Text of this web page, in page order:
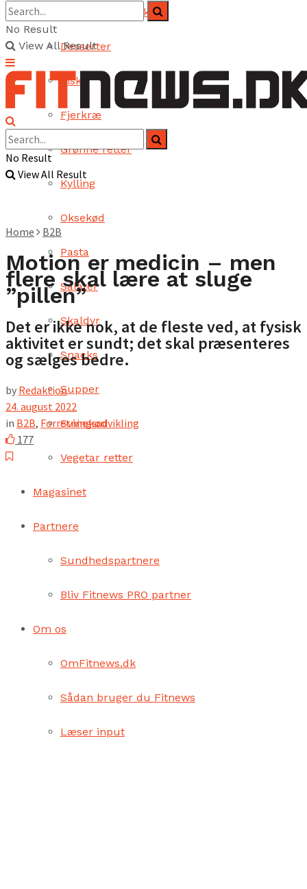
Brød og bagværk
Desserter
Fisk
Fjerkræ
Grønne retter
Kylling
Oksekød
Pasta
Salater
Skaldyr
Snacks
Supper
Svinekød
Vegetar retter
Magasinet
Partnere
Sundhedspartnere
Bliv Fitnews PRO partner
Om os
OmFitnews.dk
Sådan bruger du Fitnews
Læser input
No Result
View All Result
No Result
View All Result
Home B2B
Motion er medicin – men
flere skal lære at sluge
”pillen”
Det er ikke nok, at de fleste ved, at fysisk
aktivitet er sundt; det skal præsenteres
og sælges bedre.
by Redaktion
24. august 2022
in B2B, Forretningsudvikling
177